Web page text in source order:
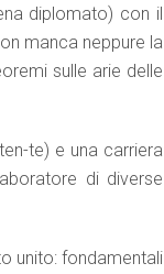
diplomato) con il
manca neppure la
sulle arie delle
te) e una carriera
di diverse
unito: fondamentali